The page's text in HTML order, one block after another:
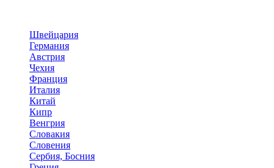
Швейцария
Германия
Австрия
Чехия
Франция
Италия
Китай
Кипр
Венгрия
Словакия
Словения
Сербия, Босния